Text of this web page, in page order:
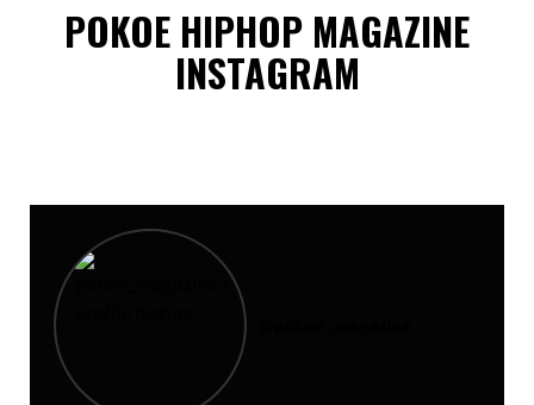
POKOE HIPHOP MAGAZINE
INSTAGRAM